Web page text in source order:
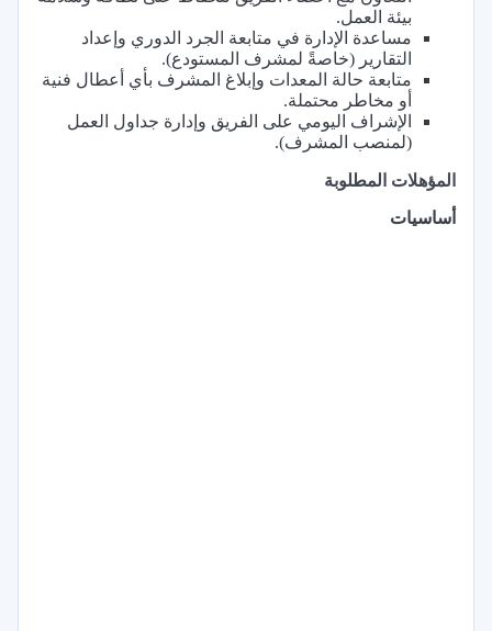
بيئة العمل.
مساعدة الإدارة في متابعة الجرد الدوري وإعداد
التقارير (خاصةً لمشرف المستودع).
متابعة حالة المعدات وإبلاغ المشرف بأي أعطال فنية
أو مخاطر محتملة.
الإشراف اليومي على الفريق وإدارة جداول العمل
(لمنصب المشرف).
المؤهلات المطلوبة
أساسيات